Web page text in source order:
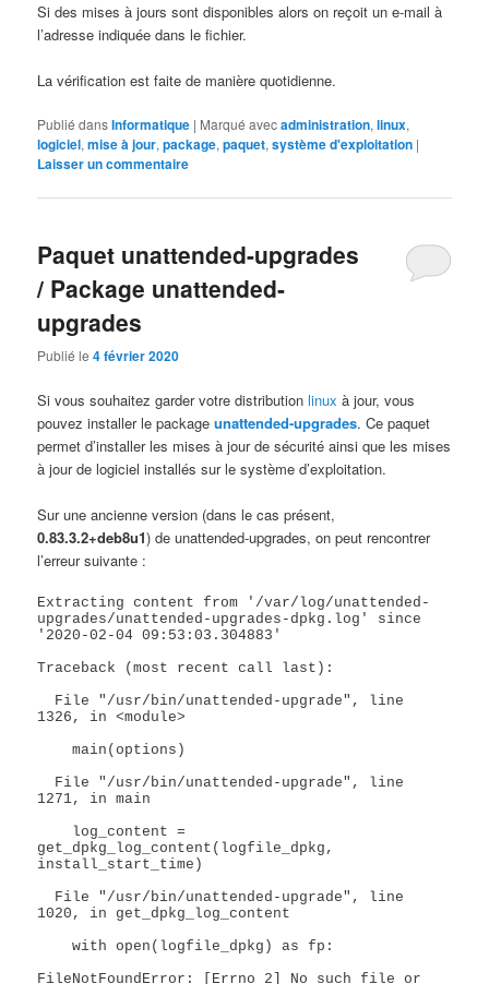
Si des mises à jours sont disponibles alors on reçoit un e-mail à
l’adresse indiquée dans le fichier.
La vérification est faite de manière quotidienne.
Publié dansInformatique | Marqué avecadministration,linux,
logiciel,mise à jour,package,paquet,système d'exploitation |
Laisser un commentaire
Paquet unattended-upgrades
/ Package unattended-
upgrades
Publié le4 février 2020
Si vous souhaitez garder votre distributionlinux à jour, vous
pouvez installer le packageunattended-upgrades. Ce paquet
permet d’installer les mises à jour de sécurité ainsi que les mises
à jour de logiciel installés sur le système d’exploitation.
Sur une ancienne version (dans le cas présent,
0.83.3.2+deb8u1) de unattended-upgrades, on peut rencontrer
l’erreur suivante :
Extracting content from '/var/log/unattended-
upgrades/unattended-upgrades-dpkg.log' since
'2020-02-04 09:53:03.304883'
Traceback (most recent call last):
1326, in <module>
    main(options)
1271, in main
get_dpkg_log_content(logfile_dpkg,
install_start_time)
1020, in get_dpkg_log_content
    with open(logfile_dpkg) as fp:
FileNotFoundError: [Errno 2] No such file or